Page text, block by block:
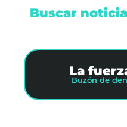
Buscar
La
Buzón de